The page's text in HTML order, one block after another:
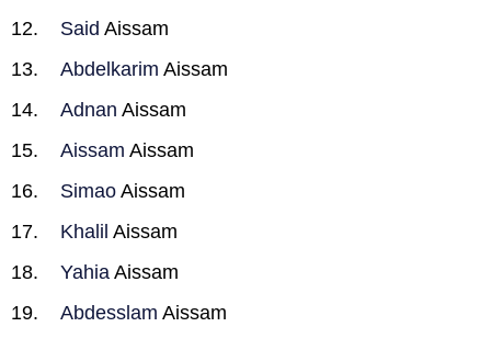
Said Aissam
Abdelkarim Aissam
Adnan Aissam
Aissam Aissam
Simao Aissam
Khalil Aissam
Yahia Aissam
Abdesslam Aissam